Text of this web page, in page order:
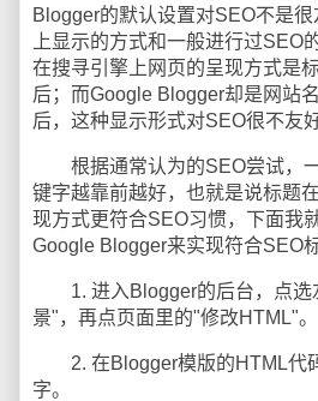
Blogger的默认设置对SEO不是
上显示的方式和一般进行过SEO
在搜寻引擎上网页的呈现方式是
后；而Google Blogger却是网站
后，这种显示形式对SEO很不友好
根据通常认为的SEO尝试，一
键字越靠前越好，也就是说标题
现方式更符合SEO习惯，下面我
Google Blogger来实现符合SEO
1. 进入Blogger的后台，点选
景"，再点页面里的"修改HTML"。
2. 在Blogger模版的HTML代
字。